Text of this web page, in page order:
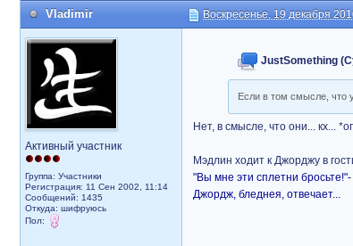
Vladimir Воскресенье, 19 декабря
Активный участник
Группа: Участники
Регистрация: 11 Сен 2002, 11:14
Сообщений: 1435
Откуда: шифруюсь
Пол:
JustSomething
Если в том смысле, что
Нет, в смысле, что они... кх...
Мэдлин ходит к Джорджу в
"Вы мне эти сплетни бросьте!"-
Джордж, бледнея, отвечает...